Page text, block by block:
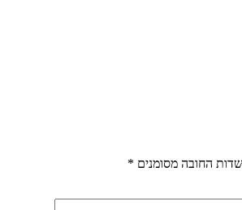
שדות החובה מסומנים *